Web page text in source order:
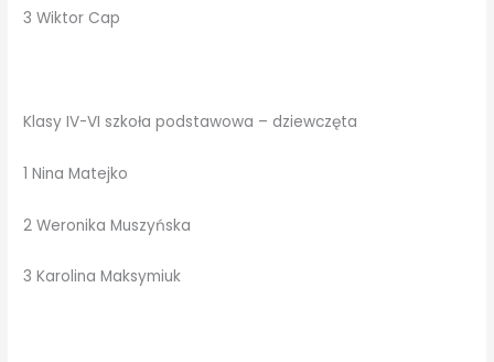
3 Wiktor Cap
Klasy IV-VI szkoła podstawowa – dziewczęta
1 Nina Matejko
2 Weronika Muszyńska
3 Karolina Maksymiuk